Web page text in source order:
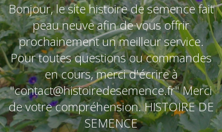
Bonjour, le site histoire de semence fait
peau neuve afin de vous offrir
prochainement un meilleur service.
Pour toutes questions ou commandes
en cours, merci d'écrire à
"contact@histoiredesemence.fr" Merci
de votre compréhension. HISTOIRE DE
SEMENCE